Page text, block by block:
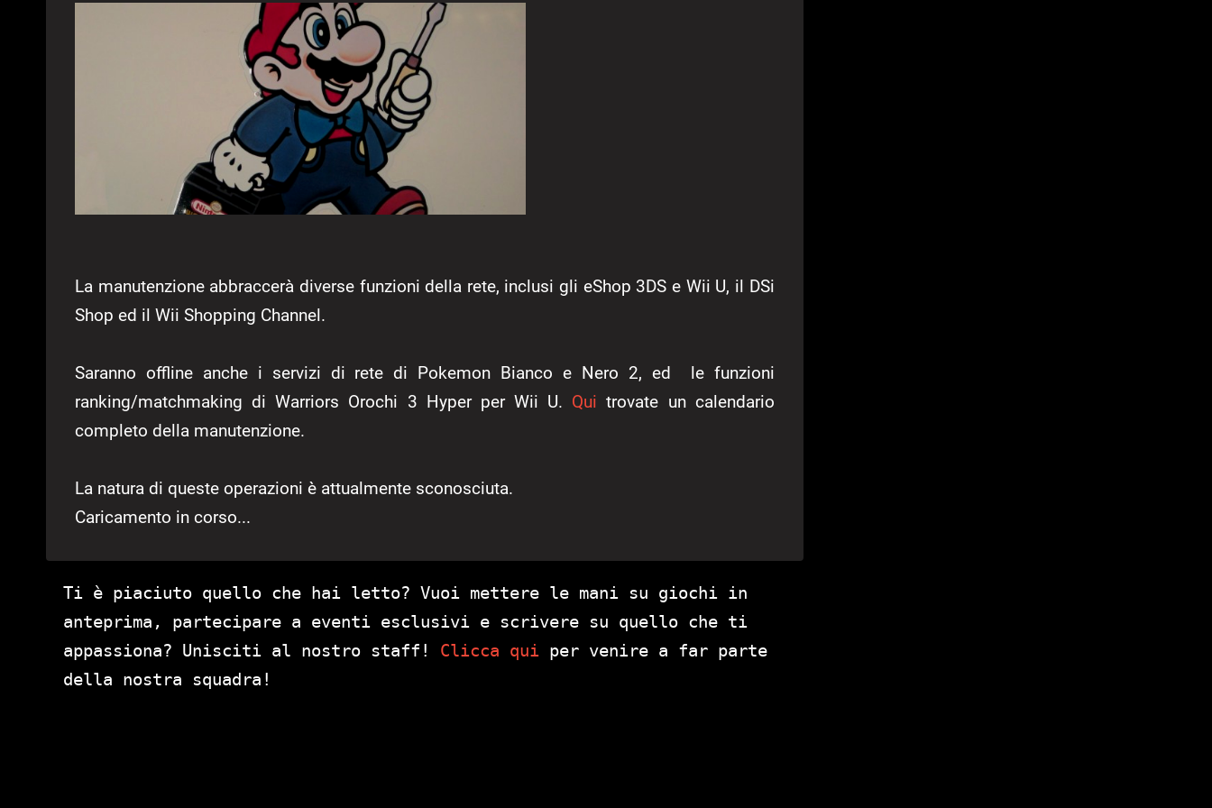
La manutenzione abbraccerà diverse funzioni della rete, inclusi gli eShop 3DS e Wii U, il DSi
Shop ed il Wii Shopping Channel.
Saranno offline anche i servizi di rete di Pokemon Bianco e Nero 2, ed le funzioni
ranking/matchmaking di Warriors Orochi 3 Hyper per Wii U. Qui trovate un calendario
completo della manutenzione.
La natura di queste operazioni è attualmente sconosciuta.
Caricamento in corso...
Ti è piaciuto quello che hai letto? Vuoi mettere le mani su giochi in
anteprima, partecipare a eventi esclusivi e scrivere su quello che ti
appassiona? Unisciti al nostro staff! Clicca qui per venire a far parte
della nostra squadra!